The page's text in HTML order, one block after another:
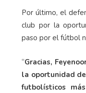
Por último, el
club por la
paso por el fútbol
“Gracias,
la oportunidad
futbolísticos